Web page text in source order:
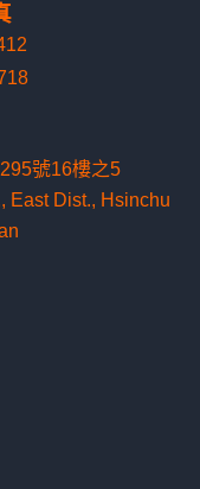
號16樓之5
, East Dist., Hsinchu